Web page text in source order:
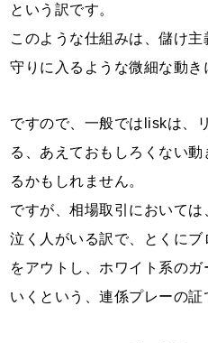
という訳です。
このような仕組みは、儲け
守りに入るような微細な動き
ですので、一般ではliskは、
る、あえておもしろくない
るかもしれません。
ですが、相場取引においては
泣く人がいる訳で、とくに
をアウトし、ホワイト系の
いくという、連係プレーの証